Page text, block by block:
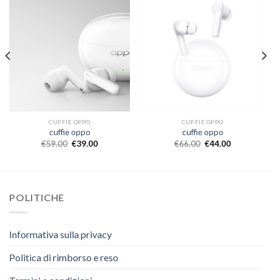
CUFFIE OPPO
cuffie oppo
€59.00 €39.00
CUFFIE OPPO
cuffie oppo
€66.00 €44.00
POLITICHE
Informativa sulla privacy
Politica di rimborso e reso